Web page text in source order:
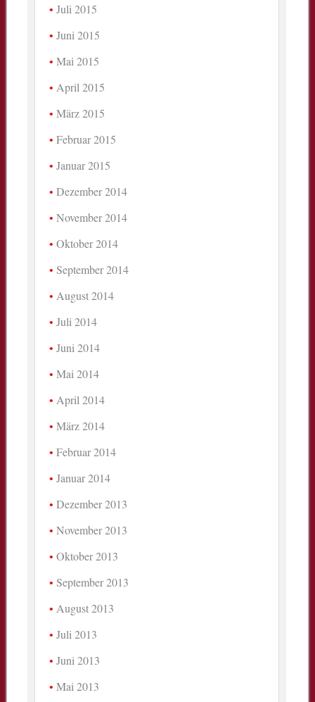
Juli 2015
Juni 2015
Mai 2015
April 2015
März 2015
Februar 2015
Januar 2015
Dezember 2014
November 2014
Oktober 2014
September 2014
August 2014
Juli 2014
Juni 2014
Mai 2014
April 2014
März 2014
Februar 2014
Januar 2014
Dezember 2013
November 2013
Oktober 2013
September 2013
August 2013
Juli 2013
Juni 2013
Mai 2013